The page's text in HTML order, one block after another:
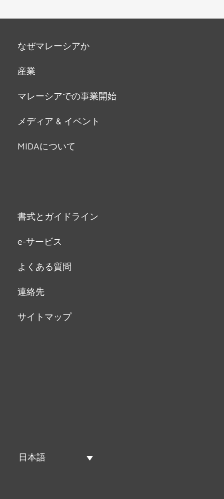
なぜマレーシアか
産業
マレーシアでの事業開始
メディア & イベント
MIDAについて
書式とガイドライン
e-サービス
よくある質問
連絡先
サイトマップ
日本語